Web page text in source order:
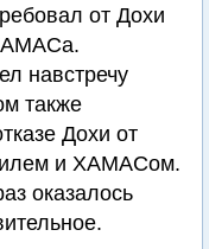
от Дохи
навстречу
также
Дохи от
и ХАМАСом.
оказалось